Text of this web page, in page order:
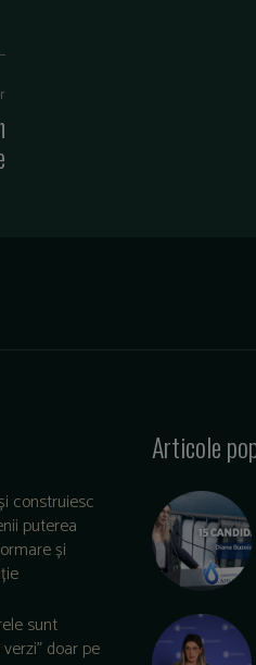
construiesc
puterea
și
sunt
doar pe
Articole